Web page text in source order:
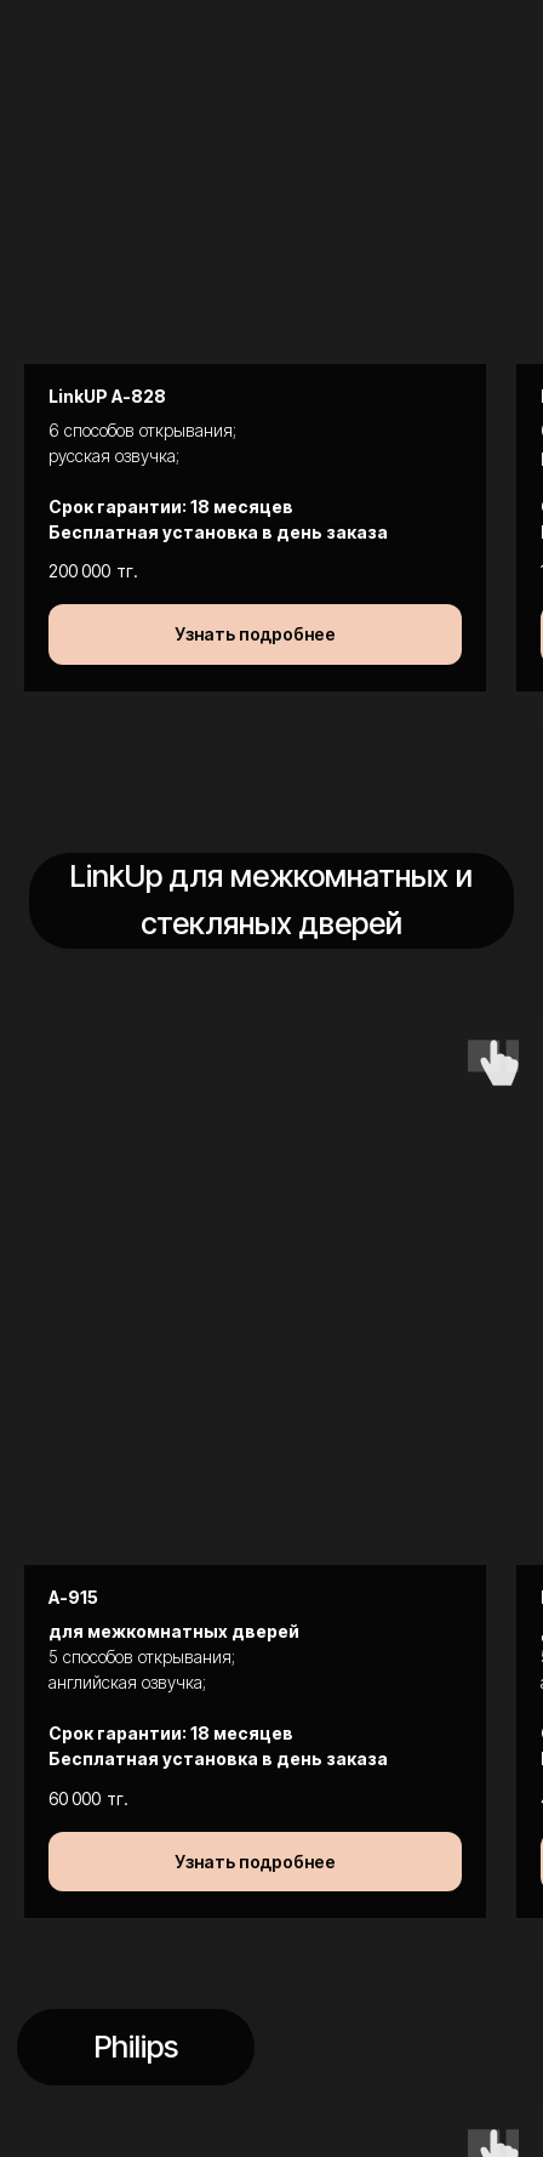
LinkUP A-828
6 способов открывания;
русская озвучка;
Срок гарантии: 18 месяцев
Бесплатная установка в день заказа
200 000 тг.
Узнать подробнее
A-915
для межкомнатных дверей
5 способов открывания;
английская озвучка;
Срок гарантии: 18 месяцев
Бесплатная установка в день заказа
60 000 тг.
Узнать подробнее
Что говорят клиенты
о наших замках?
замок Philips 603e, а на
следующий день нам
Индира Бакишова